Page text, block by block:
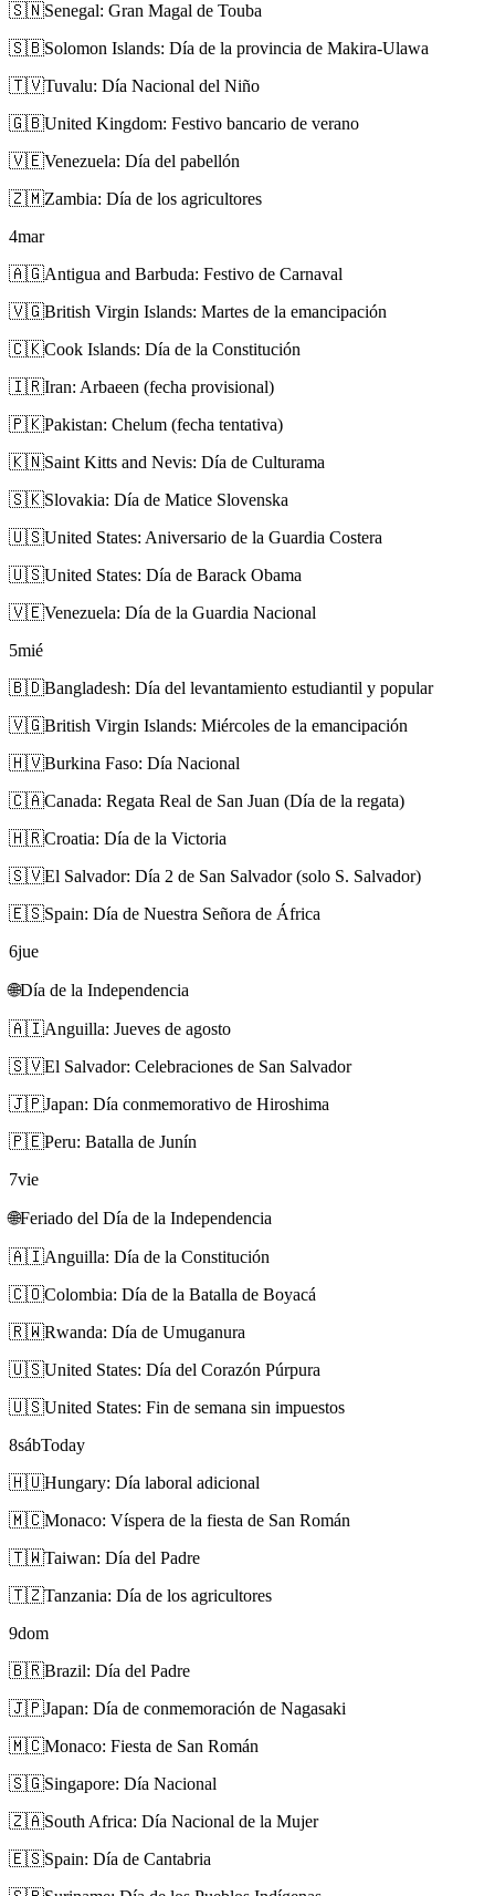
🇸🇳Senegal: Gran Magal de Touba
🇸🇧Solomon Islands: Día de la provincia de Makira-Ulawa
🇹🇻Tuvalu: Día Nacional del Niño
🇬🇧United Kingdom: Festivo bancario de verano
🇻🇪Venezuela: Día del pabellón
🇿🇲Zambia: Día de los agricultores
4mar
🇦🇬Antigua and Barbuda: Festivo de Carnaval
🇻🇬British Virgin Islands: Martes de la emancipación
🇨🇰Cook Islands: Día de la Constitución
🇮🇷Iran: Arbaeen (fecha provisional)
🇵🇰Pakistan: Chelum (fecha tentativa)
🇰🇳Saint Kitts and Nevis: Día de Culturama
🇸🇰Slovakia: Día de Matice Slovenska
🇺🇸United States: Aniversario de la Guardia Costera
🇺🇸United States: Día de Barack Obama
🇻🇪Venezuela: Día de la Guardia Nacional
5mié
🇧🇩Bangladesh: Día del levantamiento estudiantil y popular
🇻🇬British Virgin Islands: Miércoles de la emancipación
🇭🇻Burkina Faso: Día Nacional
🇨🇦Canada: Regata Real de San Juan (Día de la regata)
🇭🇷Croatia: Día de la Victoria
🇸🇻El Salvador: Día 2 de San Salvador (solo S. Salvador)
🇪🇸Spain: Día de Nuestra Señora de África
6jue
🌐Día de la Independencia
🇦🇮Anguilla: Jueves de agosto
🇸🇻El Salvador: Celebraciones de San Salvador
🇯🇵Japan: Día conmemorativo de Hiroshima
🇵🇪Peru: Batalla de Junín
7vie
🌐Feriado del Día de la Independencia
🇦🇮Anguilla: Día de la Constitución
🇨🇴Colombia: Día de la Batalla de Boyacá
🇷🇼Rwanda: Día de Umuganura
🇺🇸United States: Día del Corazón Púrpura
🇺🇸United States: Fin de semana sin impuestos
8sábToday
🇭🇺Hungary: Día laboral adicional
🇲🇨Monaco: Víspera de la fiesta de San Román
🇹🇼Taiwan: Día del Padre
🇹🇿Tanzania: Día de los agricultores
9dom
🇧🇷Brazil: Día del Padre
🇯🇵Japan: Día de conmemoración de Nagasaki
🇲🇨Monaco: Fiesta de San Román
🇸🇬Singapore: Día Nacional
🇿🇦South Africa: Día Nacional de la Mujer
🇪🇸Spain: Día de Cantabria